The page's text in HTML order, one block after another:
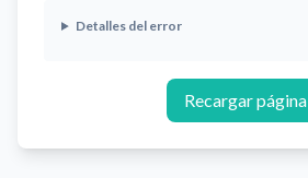
Detalles del error
Recargar página